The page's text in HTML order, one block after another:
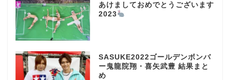
あけましておめでとうございます
2023
SASUKE2022ゴールデンボンバ
ー鬼龍院翔・喜矢武豊 結果まと
め